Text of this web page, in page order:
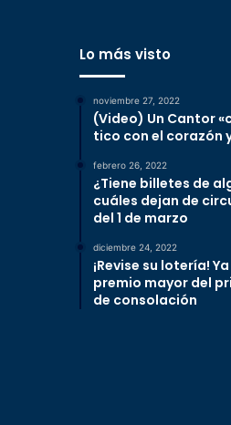
Lo más visto
noviembre 27, 2022
(Video) Un Cantor
tico con el corazón
febrero 26, 2022
¿Tiene billetes de
cuáles dejan de
del 1 de marzo
diciembre 24, 2022
¡Revise su lotería!
premio mayor del
de consolación